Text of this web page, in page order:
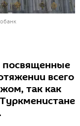
посвященные
всего
так как